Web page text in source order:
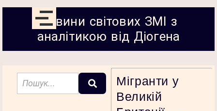
Новини світових ЗМІ з
аналітикою від Діогена
Мігранти у
Великій